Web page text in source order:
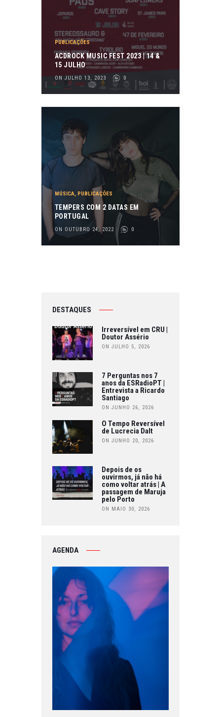
PUBLICAÇÕES
ACDROCK MUSIC FEST 2023 | 14 &
15 JULHO
ON JULHO 13, 2023 0
MÚSICA, PUBLICAÇÕES
TEMPERS COM 2 DATAS EM
PORTUGAL
ON OUTUBRO 24, 2022 0
DESTAQUES
Irreversível em CRU |
Doutor Assério
ON JULHO 5, 2026
7 Perguntas nos 7
anos da ESRadioPT |
Entrevista a Ricardo
Santiago
ON JUNHO 26, 2026
O Tempo Reversível
de Lucrecia Dalt
ON JUNHO 20, 2026
Depois de os
ouvirmos, já não há
como voltar atrás | A
passagem de Maruja
pelo Porto
ON MAIO 30, 2026
AGENDA